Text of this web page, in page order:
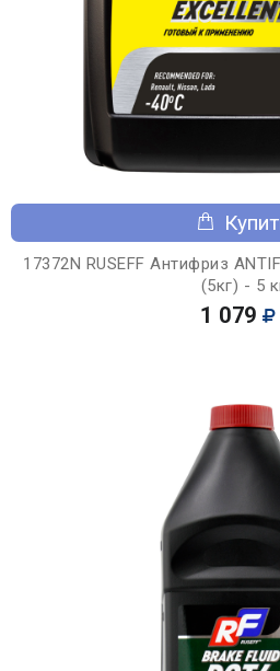
17372N RUSEFF Антифриз
(5кг) - 5
1 079